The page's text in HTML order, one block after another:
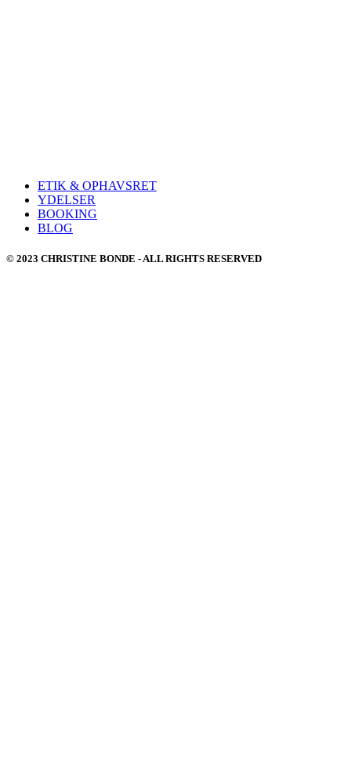
ETIK & OPHAVSRET
YDELSER
BOOKING
BLOG
© 2023 CHRISTINE BONDE - ALL RIGHTS RESERVED